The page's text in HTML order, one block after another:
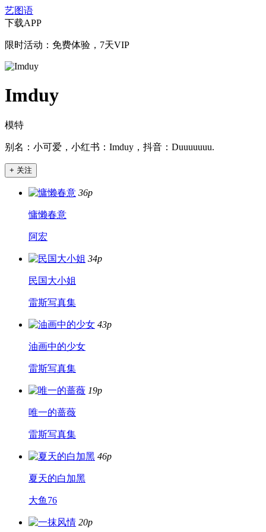
艺图语
下载APP
限时活动：免费体验，7天VIP
Imduy
模特
别名：小可爱，小红书：Imduy，抖音：Duuuuuuu.
+ 关注
36p
慵懒春意
阿宏
34p
民国大小姐
雷斯写真集
43p
油画中的少女
雷斯写真集
19p
唯一的蔷薇
雷斯写真集
46p
夏天的白加黑
大鱼76
20p